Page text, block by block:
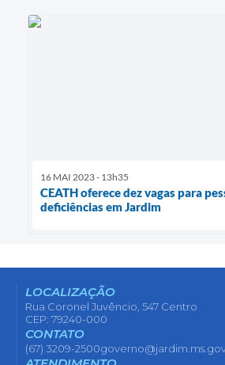
16 MAI 2023 - 13h35
CEATH oferece dez vagas para
deficiências em Jardim
LOCALIZAÇÃO
Rua Coronel Juvêncio, 547 Centro
CEP: 79240-000
CONTATO
(67) 3209-2500